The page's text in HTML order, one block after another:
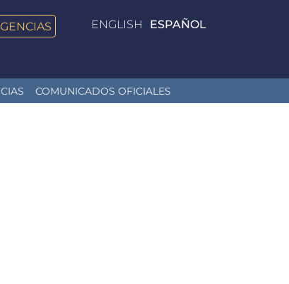
ENGLISH ESPAÑOL
COMUNICADOS OFICIALES